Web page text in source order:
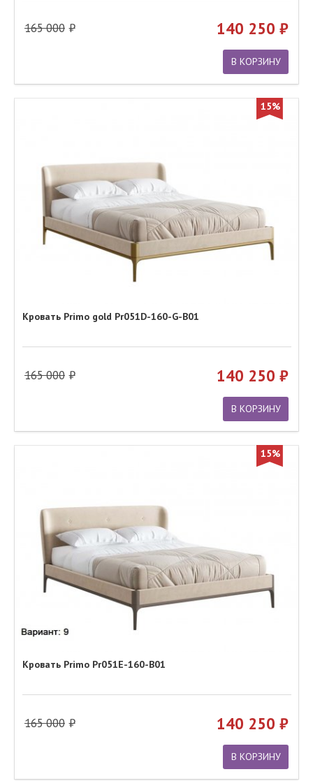
165 000 140 250
В КОРЗИНУ
15%
Кровать Primo gold Pr051D-160-G-B01
165 000 140 250
В КОРЗИНУ
15%
Кровать Primo Pr051E-160-B01
165 000 140 250
В КОРЗИНУ